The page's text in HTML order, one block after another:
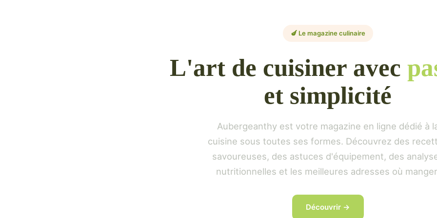
🍆 Le magazine culinaire
L'art de cuisiner avec
et simplicité
Aubergeanthy est votre magazine en ligne dédié à
cuisine sous toutes ses formes. Découvrez des
savoureuses, des astuces d'équipement, des
nutritionnelles et les meilleures adresses où
Découvrir →